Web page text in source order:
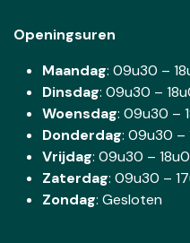
Openingsuren
Maandag: 09u30 –
Dinsdag: 09u30 –
Woensdag: 09u30 –
Donderdag: 09u30 –
Vrijdag: 09u30 –
Zaterdag: 09u30 –
Zondag: Gesloten